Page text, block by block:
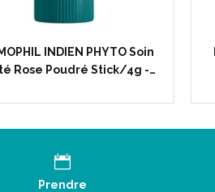
INDIEN PHYTO Soin
Rose Poudré Stick/4g -…
Prendre